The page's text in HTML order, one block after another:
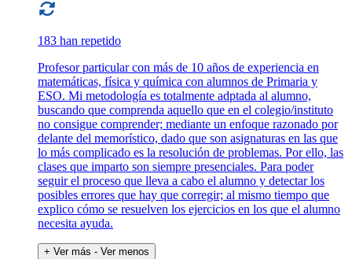
183 han repetido
Profesor particular con más de 10 años de experiencia en
matemáticas, física y química con alumnos de Primaria y
ESO. Mi metodología es totalmente adptada al alumno,
buscando que comprenda aquello que en el colegio/instituto
no consigue comprender; mediante un enfoque razonado por
delante del memorístico, dado que son asignaturas en las que
lo más complicado es la resolución de problemas. Por ello, las
clases que imparto son siempre presenciales. Para poder
seguir el proceso que lleva a cabo el alumno y detectar los
posibles errores que hay que corregir; al mismo tiempo que
explico cómo se resuelven los ejercicios en los que el alumno
necesita ayuda.
+ Ver más - Ver menos